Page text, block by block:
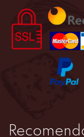
elegir
la
de